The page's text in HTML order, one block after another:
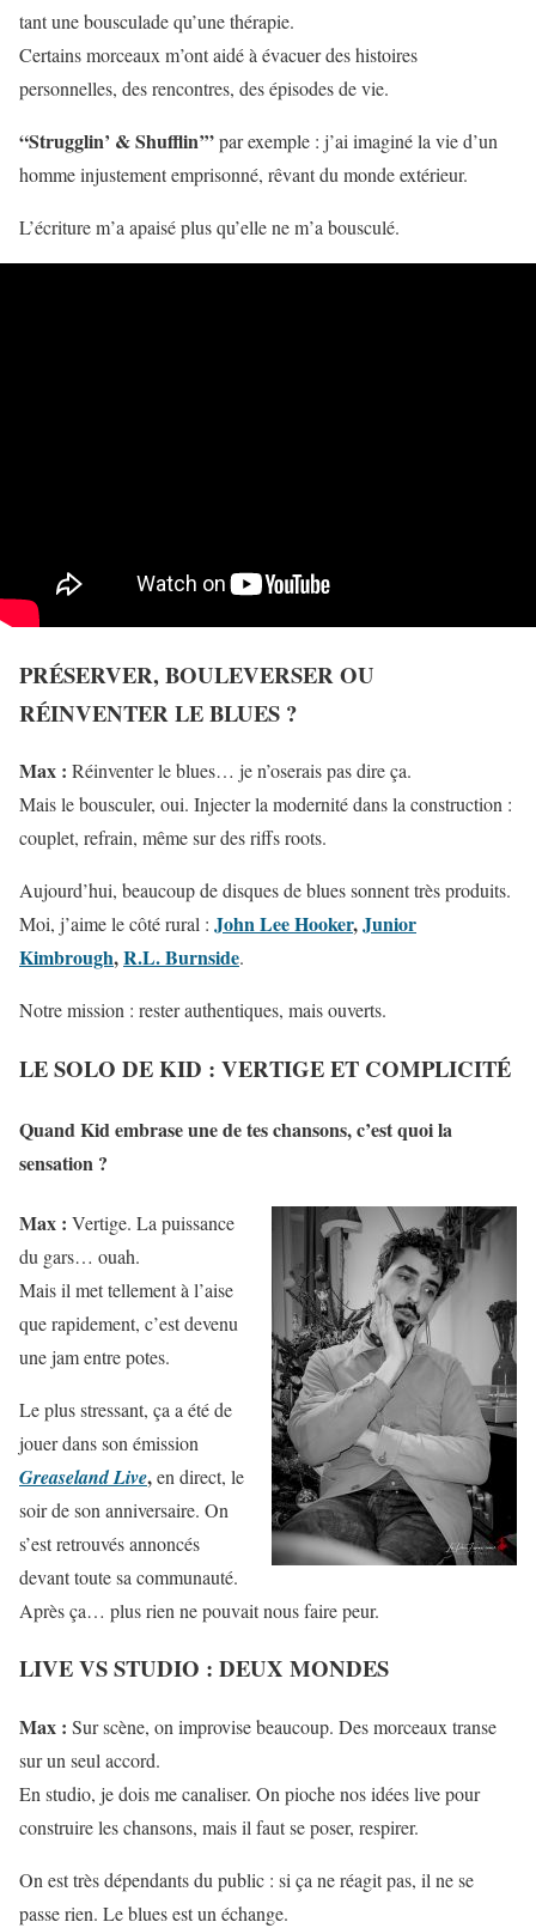
tant une bousculade qu’une thérapie.
Certains morceaux m’ont aidé à évacuer des histoires
personnelles, des rencontres, des épisodes de vie.
“Strugglin’ & Shufflin’”par exemple : j’ai imaginé la vie d’un
homme injustement emprisonné, rêvant du monde extérieur.
L’écriture m’a apaisé plus qu’elle ne m’a bousculé.
PRÉSERVER, BOULEVERSER OU
RÉINVENTER LE BLUES ?
Max : Réinventer le blues… je n’oserais pas dire ça.
Mais le bousculer, oui. Injecter la modernité dans la construction :
couplet, refrain, même sur des riffs roots.
Aujourd’hui, beaucoup de disques de blues sonnent très produits.
Moi, j’aime le côté rural : John Lee Hooker,Junior
Kimbrough,R.L. Burnside.
Notre mission : rester authentiques, mais ouverts.
LE SOLO DE KID : VERTIGE ET COMPLICITÉ
Quand Kid embrase une de tes chansons, c’est quoi la
sensation ?
Max : Vertige. La puissance
du gars… ouah.
Mais il met tellement à l’aise
que rapidement, c’est devenu
une jam entre potes.
Le plus stressant, ça a été de
jouer dans son émission
Greaseland Live,en direct, le
soir de son anniversaire. On
s’est retrouvés annoncés
devant toute sa communauté.
Après ça… plus rien ne pouvait nous faire peur.
LIVE VS STUDIO : DEUX MONDES
Max : Sur scène, on improvise beaucoup. Des morceaux transe
sur un seul accord.
En studio, je dois me canaliser. On pioche nos idées live pour
construire les chansons, mais il faut se poser, respirer.
On est très dépendants du public : si ça ne réagit pas, il ne se
passe rien. Le blues est un échange.